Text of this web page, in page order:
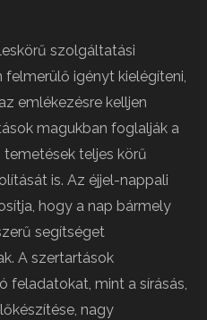
szolgáltatási
igényt kielégíteni,
emlékezésre kelljen
magukban foglalják a
teljes körű
is. Az éjjel-nappali
hogy a nap bármely
segítséget
A szertartások
feladatokat, mint a sírásás,
nagy